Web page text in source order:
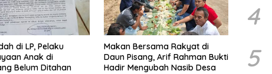
di LP, Pelaku
Anak di
Belum Ditahan
Makan Bersama Rakyat di
Daun Pisang, Arif Rahman Bukti
Hadir Mengubah Nasib Desa
4
5